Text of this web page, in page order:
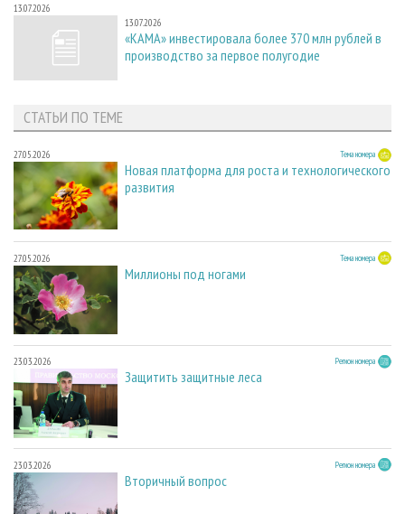
13.07.2026
13.07.2026
«КАМА» инвестировала более 370 млн рублей в
производство за первое полугодие
СТАТЬИ ПО ТЕМЕ
27.05.2026 Тема номера
Новая платформа для роста и технологического
развития
27.05.2026 Тема номера
Миллионы под ногами
23.03.2026 Регион номера
Защитить защитные леса
23.03.2026 Регион номера
Вторичный вопрос